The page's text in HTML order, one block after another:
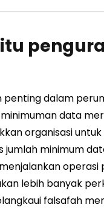
penting dalam
data
organisasi
jumlah minimum
operasi
lebih banyak
falsafah